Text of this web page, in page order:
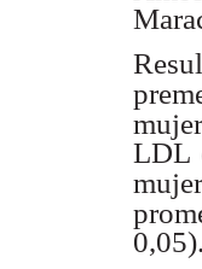
LDL
0,05).